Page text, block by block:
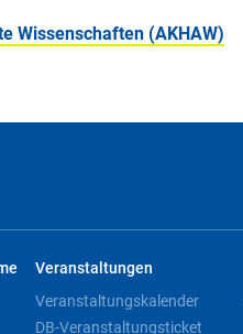
Wissenschaften (AKHAW)
Veranstaltungen
Veranstaltungskalender
DB-Veranstaltungsticket